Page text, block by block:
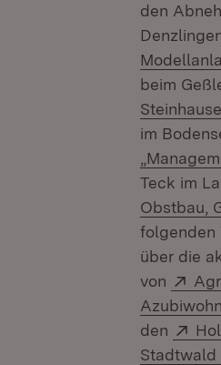
den
beim
im
Teck im
Obstbau,
folgenden
über die
von
den
Stadtwald